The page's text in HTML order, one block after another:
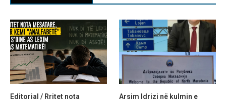
Editorial / Rritet nota
Arsim Idrizi në kulmin e